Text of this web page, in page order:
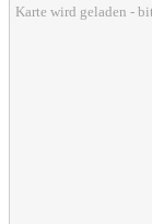
Karte wird geladen -